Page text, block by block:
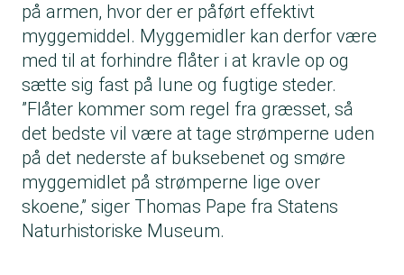
på armen, hvor der er påført effektivt
myggemiddel. Myggemidler kan derfor være
med til at forhindre flåter i at kravle op og
sætte sig fast på lune og fugtige steder.
”Flåter kommer som regel fra græsset, så
det bedste vil være at tage strømperne uden
på det nederste af buksebenet og smøre
myggemidlet på strømperne lige over
skoene,” siger Thomas Pape fra Statens
Naturhistoriske Museum.